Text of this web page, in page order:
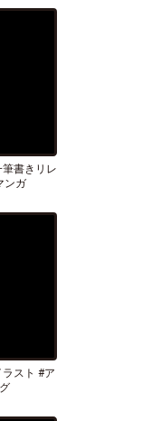
書きリレ
ンガ
スト #ア